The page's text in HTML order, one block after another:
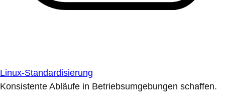
Linux-Standardisierung
Konsistente Abläufe in Betriebsumgebungen schaffen.